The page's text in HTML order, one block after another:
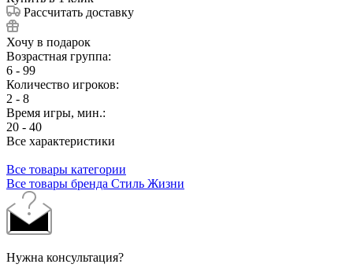
Рассчитать доставку
Хочу в подарок
Возрастная группа:
6 - 99
Количество игроков:
2 - 8
Время игры, мин.:
20 - 40
Все характеристики
Все товары категории
Все товары бренда Стиль Жизни
Нужна консультация?